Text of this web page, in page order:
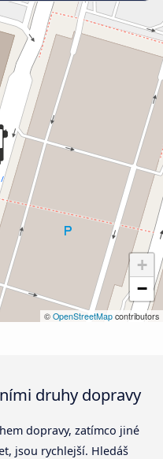
+
−
© OpenStreetMap contributors
druhy dopravy
dopravy, zatímco jiné
jsou rychlejší. Hledáš